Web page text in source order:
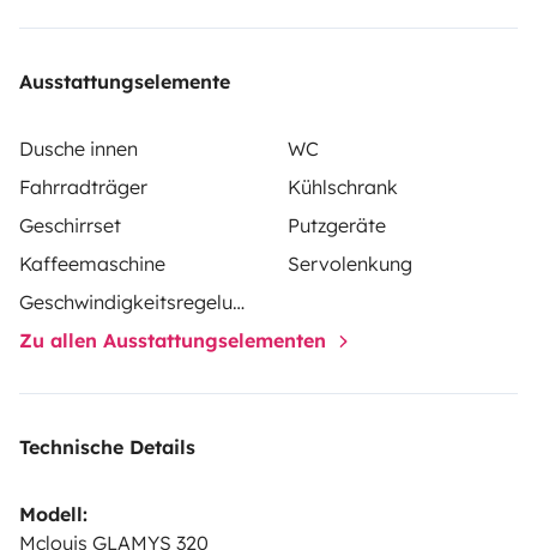
Ausstattungselemente
Dusche innen
WC
Fahrradträger
Kühlschrank
Geschirrset
Putzgeräte
Kaffeemaschine
Servolenkung
Geschwindigkeitsregelung
Zu allen Ausstattungselementen
Technische Details
Modell:
Mclouis GLAMYS 320